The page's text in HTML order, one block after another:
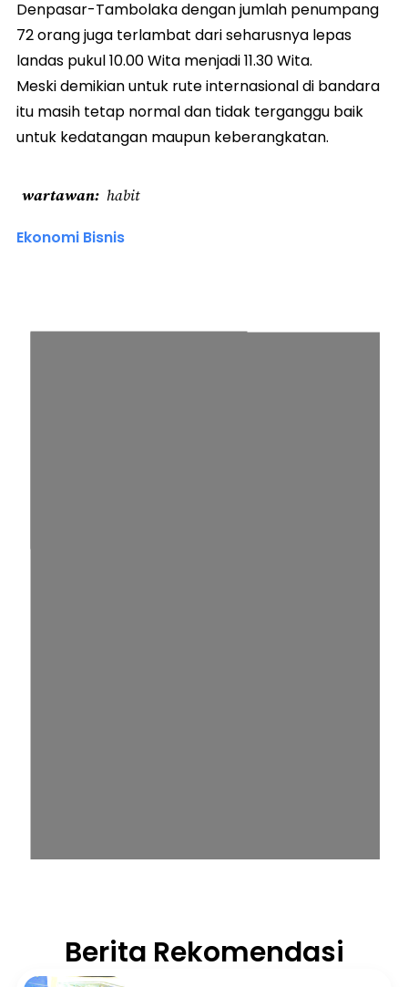
Denpasar-Tambolaka dengan jumlah penumpang
72 orang juga terlambat dari seharusnya lepas
landas pukul 10.00 Wita menjadi 11.30 Wita.
Meski demikian untuk rute internasional di bandara
itu masih tetap normal dan tidak terganggu baik
untuk kedatangan maupun keberangkatan.
wartawan habit
Ekonomi Bisnis
Berita Rekomendasi